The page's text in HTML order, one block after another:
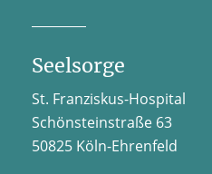
Seelsorge
St. Franziskus-Hospital
Schönsteinstraße 63
50825 Köln-Ehrenfeld